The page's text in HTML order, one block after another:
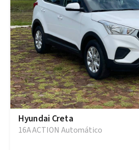
Hyundai Creta
16A ACTION Automático